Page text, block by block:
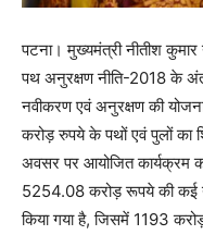
पटना। मुख्यमंत्री नीतीश कुमार
पथ अनुरक्षण नीति-2018 के
नवीकरण एवं अनुरक्षण की
करोड़ रुपये के पथों एवं पुलों का
अवसर पर आयोजित कार्यक्रम
5254.08 करोड़ रूपये की कई
किया गया है, जिसमें 1193